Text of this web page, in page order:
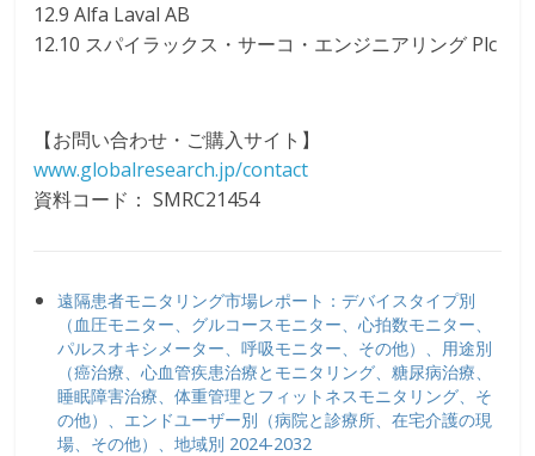
12.9 Alfa Laval AB
12.10 スパイラックス・サーコ・エンジニアリング Plc
【お問い合わせ・ご購入サイト】
www.globalresearch.jp/contact
資料コード： SMRC21454
遠隔患者モニタリング市場レポート：デバイスタイプ別
（血圧モニター、グルコースモニター、心拍数モニター、
パルスオキシメーター、呼吸モニター、その他）、用途別
（癌治療、心血管疾患治療とモニタリング、糖尿病治療、
睡眠障害治療、体重管理とフィットネスモニタリング、そ
の他）、エンドユーザー別（病院と診療所、在宅介護の現
場、その他）、地域別 2024-2032